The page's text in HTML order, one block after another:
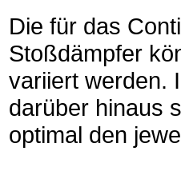
Die für das
Stoßdämpfer
variiert werden.
darüber hinaus
optimal den